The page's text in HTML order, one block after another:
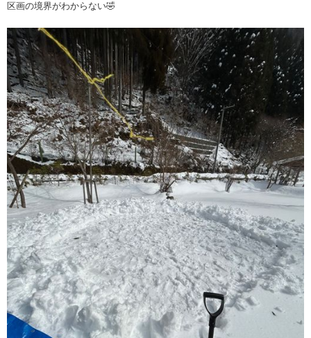
区画の境界がわからない🤣